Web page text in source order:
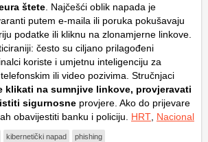
štete. Najčešći oblik napada je
putem e-maila ili poruka pokušavaju
podatke ili kliknu na zlonamjerne linkove.
često su ciljano prilagođeni
koriste i umjetnu inteligenciju za
ili video pozivima. Stručnjaci
klikati na sumnjive linkove, provjeravati
sigurnosne provjere. Ako do prijevare
obavijestiti banku i policiju. HRT, Nacional
kibernetički napad phishing